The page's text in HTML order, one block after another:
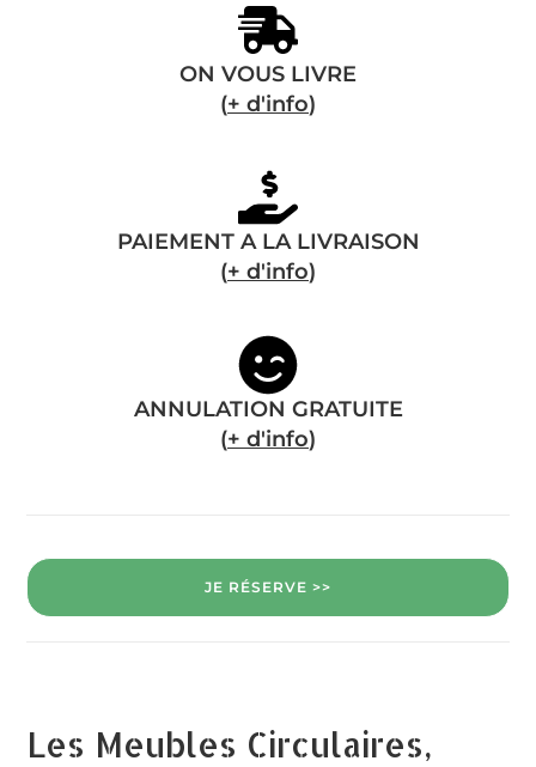
ON VOUS LIVRE
(+ d'info)
PAIEMENT A LA LIVRAISON
(+ d'info)
ANNULATION GRATUITE
(+ d'info)
JE RÉSERVE >>
Les Meubles Circulaires,